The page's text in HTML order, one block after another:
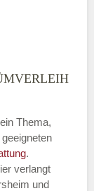
Thema,
.
verlangt
und